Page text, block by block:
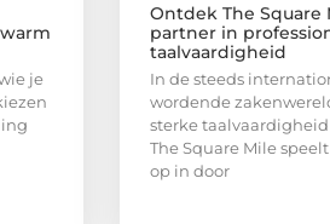
je
Ontdek The Square
partner in
taalvaardigheid
In de steeds
wordende
sterke taalvaardigheid
The Square Mile
op in door